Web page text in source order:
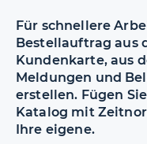
Für schnellere
Bestellauftrag aus
Kundenkarte, aus
Meldungen und
erstellen. Fügen
Katalog mit
Ihre eigene.